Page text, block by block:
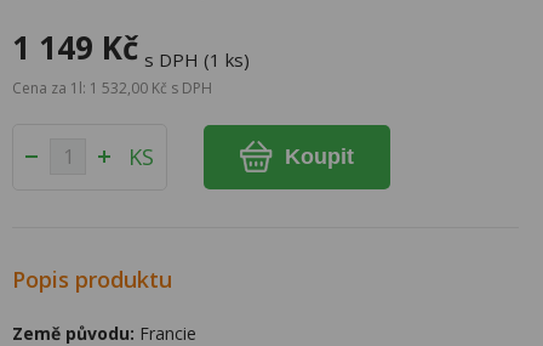
1 149 Kč s DPH (1 ks)
Cena za 1l: 1 532,00 Kč s DPH
KS Koupit
Popis produktu
Země původu: Francie